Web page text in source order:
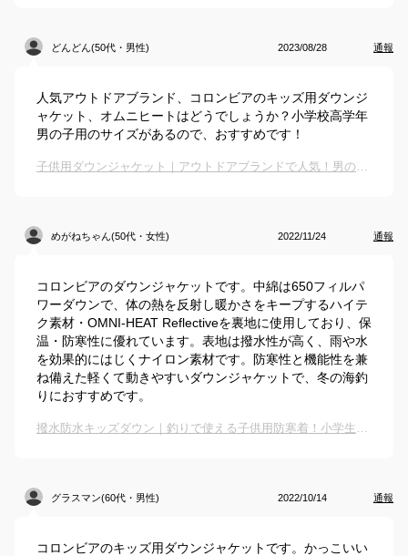
どんどん(50代・男性) 2023/08/28 通報
人気アウトドアブランド、コロンビアのキッズ用ダウンジ
ャケット、オムニヒートはどうでしょうか？小学校高学年
男の子用のサイズがあるので、おすすめです！
子供用ダウンジャケット｜アウトドアブランドで人気！男の子用の暖かいキッズダウンのおすすめは？
めがねちゃん(50代・女性) 2022/11/24 通報
コロンビアのダウンジャケットです。中綿は650フィルパ
ワーダウンで、体の熱を反射し暖かさをキープするハイテ
ク素材・OMNI-HEAT Reflectiveを裏地に使用しており、保
温・防寒性に優れています。表地は撥水性が高く、雨や水
を効果的にはじくナイロン素材です。防寒性と機能性を兼
ね備えた軽くて動きやすいダウンジャケットで、冬の海釣
りにおすすめです。
撥水防水キッズダウン｜釣りで使える子供用防寒着！小学生の男の子向けのおすすめは？
グラスマン(60代・男性) 2022/10/14 通報
コロンビアのキッズ用ダウンジャケットです。かっこいい